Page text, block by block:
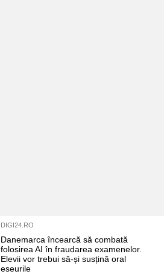
DIGI24.RO
Danemarca încearcă să combată
folosirea AI în fraudarea examenelor.
Elevii vor trebui să-și susțină oral
eseurile